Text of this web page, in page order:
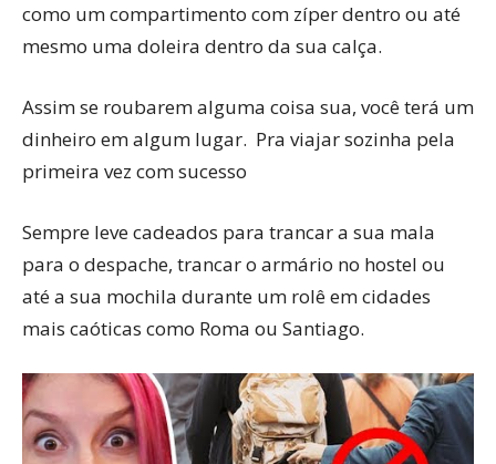
como um compartimento com zíper dentro ou até
mesmo uma doleira dentro da sua calça.
Assim se roubarem alguma coisa sua, você terá um
dinheiro em algum lugar. Pra viajar sozinha pela
primeira vez com sucesso
Sempre leve cadeados para trancar a sua mala
para o despache, trancar o armário no hostel ou
até a sua mochila durante um rolê em cidades
mais caóticas como Roma ou Santiago.